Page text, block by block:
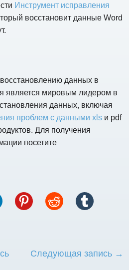
Инструмент исправления
восстановит данные Word
данных в
является мировым лидером в
данных, включая
проблем с данными xls и pdf
Для получения
посетите
Следующая запись →